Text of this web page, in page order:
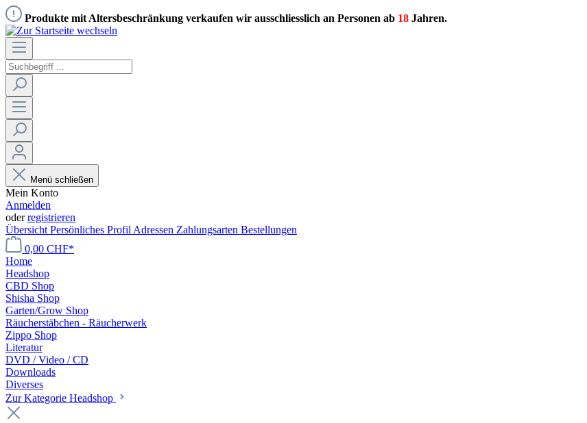
Produkte mit Altersbeschränkung verkaufen wir ausschliesslich an Personen ab 18 Jahren.
Menü schließen
Mein Konto
Anmelden
oderregistrieren
Übersicht Persönliches Profil Adressen Zahlungsarten Bestellungen
0,00 CHF*
Home
Headshop
CBD Shop
Shisha Shop
Garten/Grow Shop
Räucherstäbchen - Räucherwerk
Zippo Shop
Literatur
DVD / Video / CD
Downloads
Diverses
Zur Kategorie Headshop